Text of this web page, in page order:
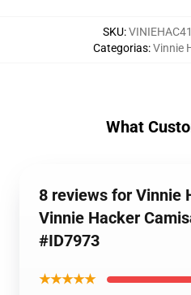
SKU:
Categorias:Vinnie
What
8 reviews for Vinnie
Vinnie Hacker
#ID7973
★★★★★